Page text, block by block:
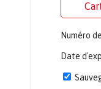
Numéro
Date